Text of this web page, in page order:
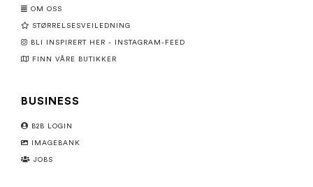
OM OSS
STØRRELSESVEILEDNING
BLI INSPIRERT HER - INSTAGRAM-FEED
FINN VÅRE BUTIKKER
BUSINESS
B2B LOGIN
IMAGEBANK
JOBS